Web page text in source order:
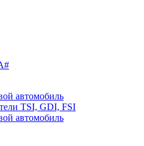
автомобиль
TSI, GDI, FSI
автомобиль